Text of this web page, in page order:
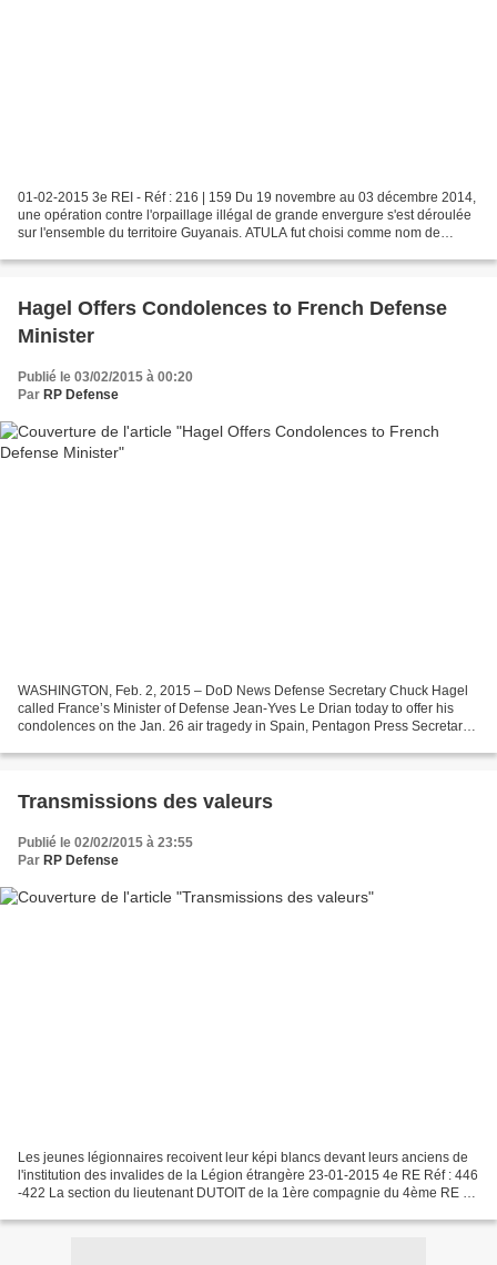
01-02-2015 3e REI - Réf : 216 | 159 Du 19 novembre au 03 décembre 2014,
une opération contre l'orpaillage illégal de grande envergure s'est déroulée
sur l'ensemble du territoire Guyanais. ATULA fut choisi comme nom de
Hagel Offers Condolences to French Defense
Minister
Publié le 03/02/2015 à 00:20
Par RP Defense
WASHINGTON, Feb. 2, 2015 – DoD News Defense Secretary Chuck Hagel
called France’s Minister of Defense Jean-Yves Le Drian today to offer his
condolences on the Jan. 26 air tragedy in Spain, Pentagon Press Secretary
Transmissions des valeurs
Publié le 02/02/2015 à 23:55
Par RP Defense
Les jeunes légionnaires recoivent leur képi blancs devant leurs anciens de
l'institution des invalides de la Légion étrangère 23-01-2015 4e RE Réf : 446
-422 La section du lieutenant DUTOIT de la 1ère compagnie du 4ème RE a